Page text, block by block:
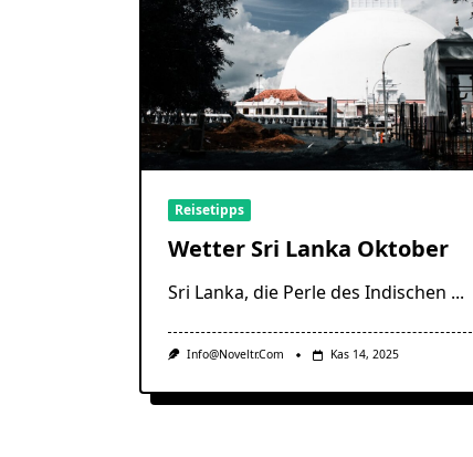
Reisetipps
Wetter Sri Lanka Oktober
Sri Lanka, die Perle des Indischen ...
Info@noveltr.com Kas 14, 2025